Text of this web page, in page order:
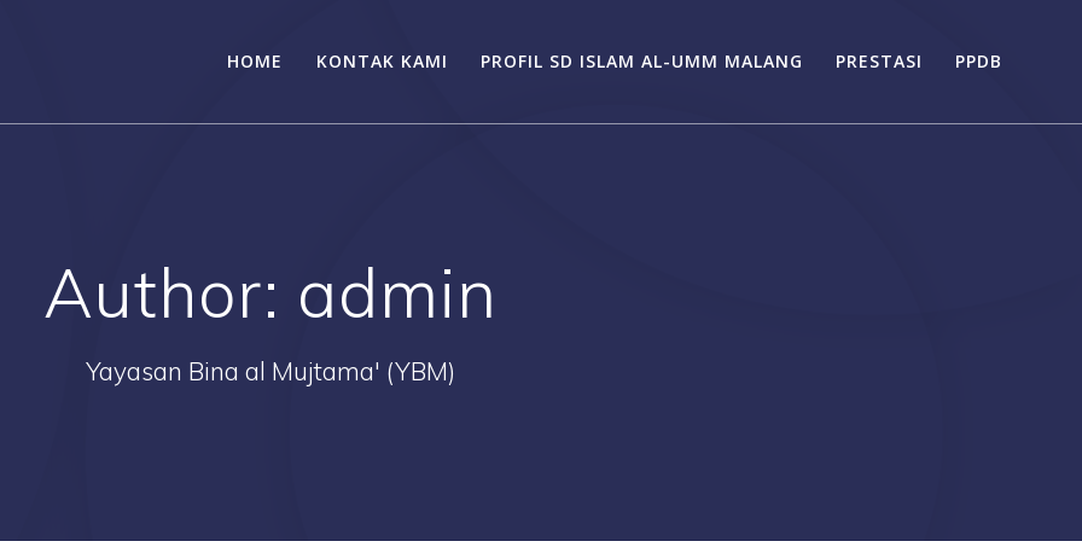
HOME KONTAK KAMI PROFIL SD ISLAM AL-UMM MALANG PRESTASI PPDB
Author: admin
Yayasan Bina al Mujtama' (YBM)